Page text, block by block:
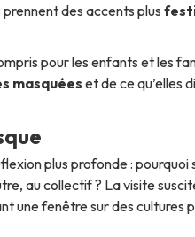
des accents plus
pour les enfants et les
masquées et de ce qu’elles
plus profonde :
au collectif ? La visite
une fenêtre sur des cultures